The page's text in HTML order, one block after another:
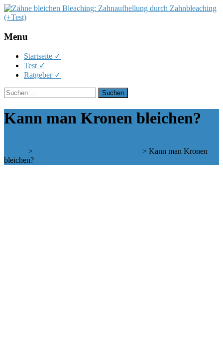
Menu
Skip
content
Startseite ✓
Test ✓
Ratgeber ✓
Suchen
nach:
Kann man Kronen bleichen?
> > Kann man Kronen
bleichen?